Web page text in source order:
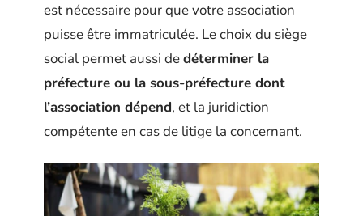
est nécessaire pour que votre association
puisse être immatriculée. Le choix du siège
social permet aussi dedéterminer la
préfecture ou la sous-préfecture dont
l’association dépend, et la juridiction
compétente en cas de litige la concernant.